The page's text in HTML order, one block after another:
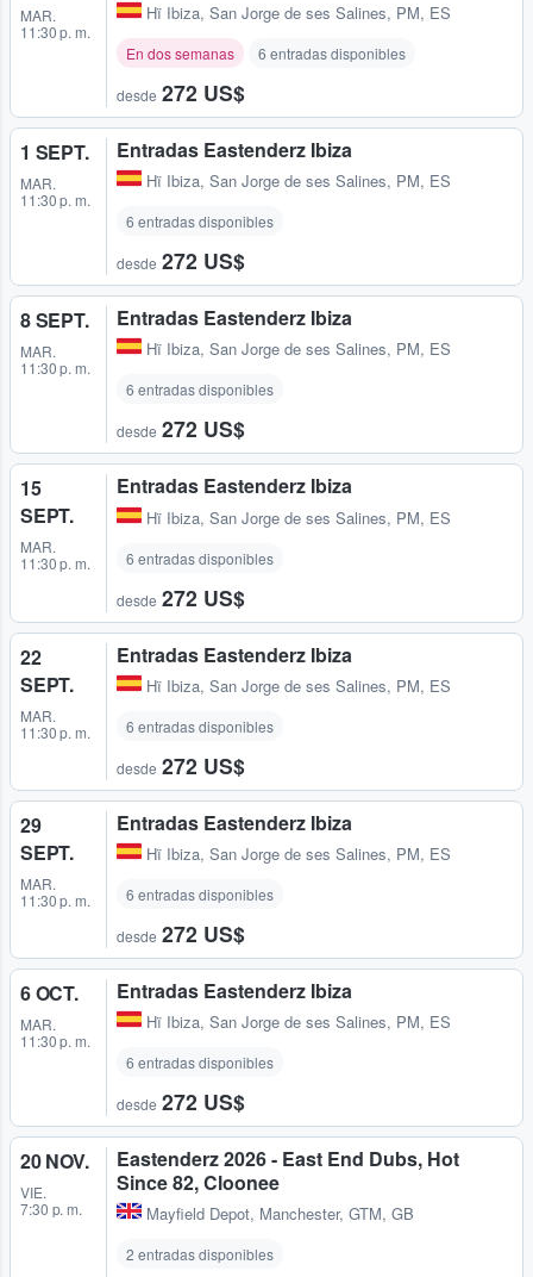
MAR.
11:30 p. m.
Hï Ibiza, San Jorge de ses Salines, PM, ES
En dos semanas 6 entradas disponibles
desde 272 US$
1 SEPT.
MAR.
11:30 p. m.
Entradas Eastenderz Ibiza
Hï Ibiza, San Jorge de ses Salines, PM, ES
6 entradas disponibles
desde 272 US$
8 SEPT.
MAR.
11:30 p. m.
Entradas Eastenderz Ibiza
Hï Ibiza, San Jorge de ses Salines, PM, ES
6 entradas disponibles
desde 272 US$
15
SEPT.
MAR.
11:30 p. m.
Entradas Eastenderz Ibiza
Hï Ibiza, San Jorge de ses Salines, PM, ES
6 entradas disponibles
desde 272 US$
22
SEPT.
MAR.
11:30 p. m.
Entradas Eastenderz Ibiza
Hï Ibiza, San Jorge de ses Salines, PM, ES
6 entradas disponibles
desde 272 US$
29
SEPT.
MAR.
11:30 p. m.
Entradas Eastenderz Ibiza
Hï Ibiza, San Jorge de ses Salines, PM, ES
6 entradas disponibles
desde 272 US$
6 OCT.
MAR.
11:30 p. m.
Entradas Eastenderz Ibiza
Hï Ibiza, San Jorge de ses Salines, PM, ES
6 entradas disponibles
desde 272 US$
20 NOV.
VIE.
7:30 p. m.
Eastenderz 2026 - East End Dubs, Hot
Since 82, Cloonee
Mayfield Depot, Manchester, GTM, GB
2 entradas disponibles